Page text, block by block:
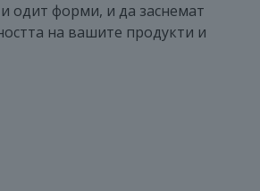
одит форми, и да заснемат
на вашите продукти и